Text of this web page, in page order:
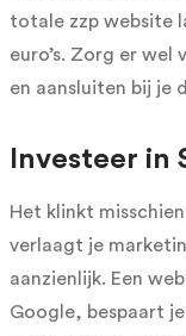
totale zzp website
euro’s. Zorg er
en aansluiten bij je
Investeer in
Het klinkt
verlaagt je
aanzienlijk. Een
Google, bespaart je